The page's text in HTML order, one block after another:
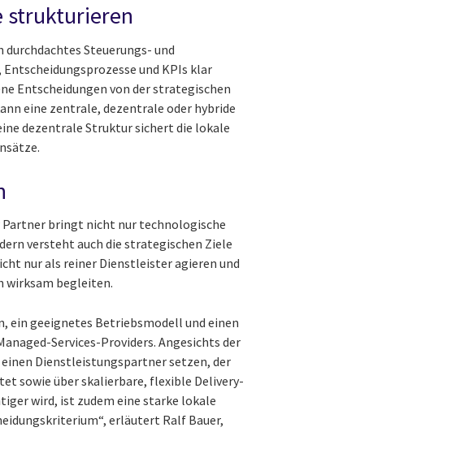
strukturieren
Steuerungs- und
und KPIs klar
Entscheidungen von der strategischen
eine zentrale, dezentrale oder hybride
dezentrale Struktur sichert die lokale
Partner bringt nicht nur technologische
versteht auch die strategischen Ziele
nur als reiner Dienstleister agieren und
wirksam begleiten.
ein geeignetes Betriebsmodell und einen
Services-Providers. Angesichts der
Dienstleistungspartner setzen, der
sowie über skalierbare, flexible Delivery-
wird, ist zudem eine starke lokale
erläutert Ralf Bauer,